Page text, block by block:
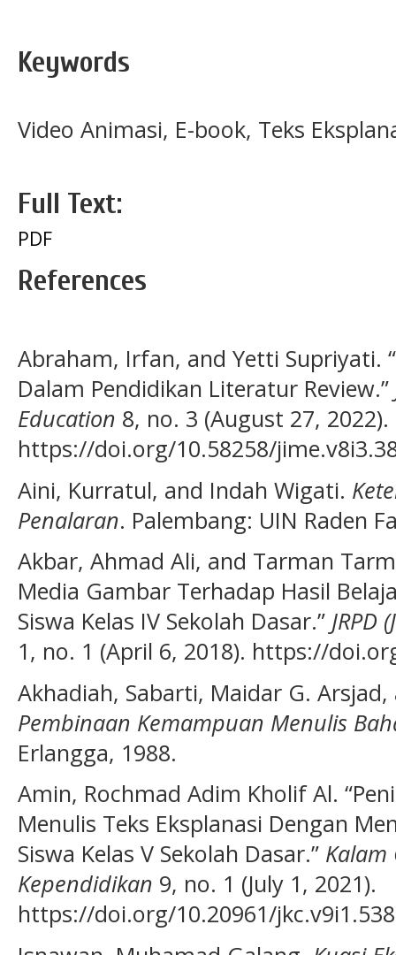
Keywords
Video Animasi, E-book, Teks
Full Text:
PDF
References
Abraham, Irfan, and Yetti Supriyati.
Dalam Pendidikan Literatur Review.”
Education 8, no. 3 (August 27, 2022).
https://doi.org/10.58258/
Aini, Kurratul, and Indah Wigati.
Penalaran. Palembang: UIN Raden
Akbar, Ahmad Ali, and Tarman
Media Gambar Terhadap Hasil
Siswa Kelas IV Sekolah Dasar.” JRPD
1, no. 1 (April 6, 2018). https://
Akhadiah, Sabarti, Maidar G.
Pembinaan Kemampuan Menulis
Erlangga, 1988.
Amin, Rochmad Adim Kholif Al.
Menulis Teks Eksplanasi Dengan
Siswa Kelas V Sekolah Dasar.” Kalam
Kependidikan 9, no. 1 (July 1, 2021).
https://doi.org/10.20961/